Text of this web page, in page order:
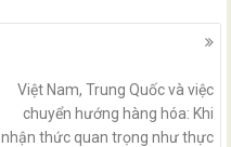
Việt Nam, Trung Quốc và việc
chuyển hướng hàng hóa: Khi
nhận thức quan trọng như thực